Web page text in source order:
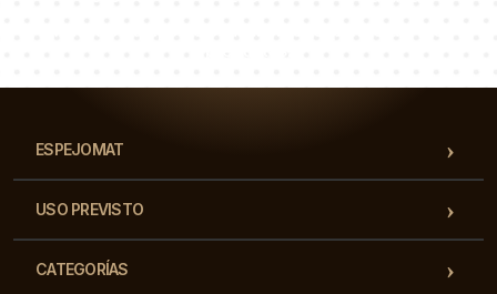
ESPEJOMAT
USO PREVISTO
CATEGORÍAS